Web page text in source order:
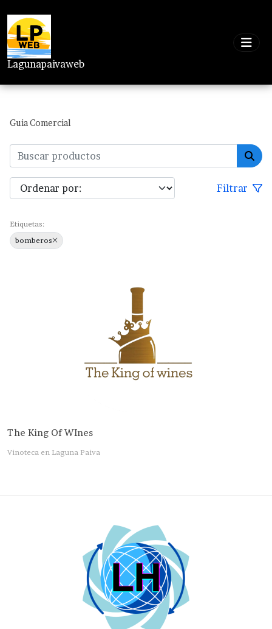
Lagunapaivaweb
Guia Comercial
Filtrar
Etiquetas:
bomberos
The King Of WInes
Vinoteca en Laguna Paiva